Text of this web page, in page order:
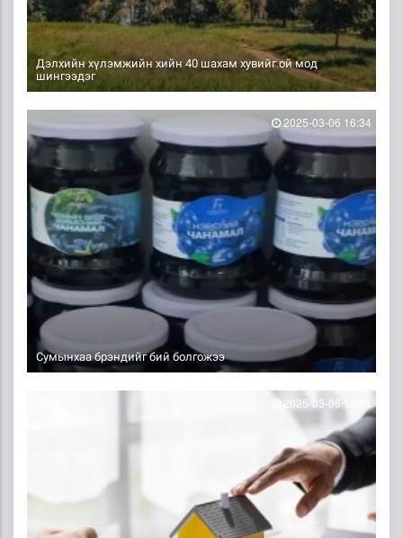
Дэлхийн хүлэмжийн хийн 40 шахам хувийг ой мод
шингээдэг
Сумынхаа брэндийг бий болгожээ
2025-03-06 16:34
2025-03-06 16:21